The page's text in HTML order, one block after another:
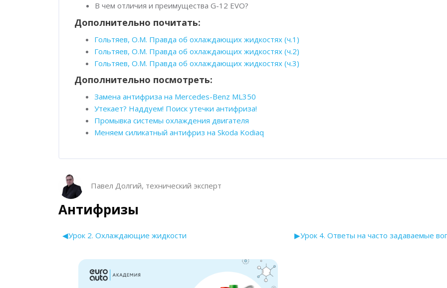
В чем отличия и преимущества G-12 EVO?
Дополнительно почитать:
Гольтяев, О.М. Правда об охлаждающих жидкостях (ч.1)
Гольтяев, О.М. Правда об охлаждающих жидкостях (ч.2)
Гольтяев, О.М. Правда об охлаждающих жидкостях (ч.3)
Дополнительно посмотреть:
Замена антифриза на Mercedes-Benz ML350
Утекает? Наддуем! Поиск утечки антифриза!
Промывка системы охлаждения двигателя
Меняем силикатный антифриз на Skoda Kodiaq
Пропустить [Cocoon] Описание курса
Павел Долгий, технический эксперт
Антифризы
Section outline
◀︎Урок 2. Охлаждающие жидкости ▶︎Урок 4. Ответы на часто задаваемые